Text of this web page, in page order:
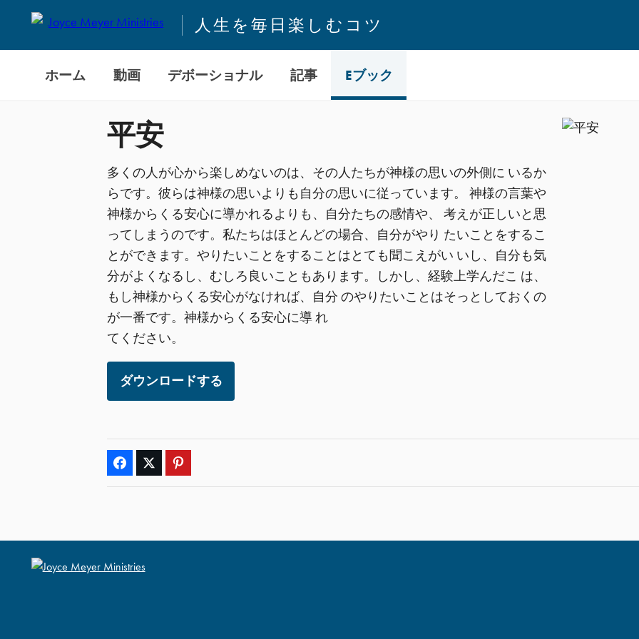
人生を毎日楽しむコツ
ホーム 動画 デボーショナル 記事 Eブック
平安
多くの人が心から楽しめないのは、その人たちが神様の思いの外側に いるか
らです。彼らは神様の思いよりも自分の思いに従っています。 神様の言葉や
神様からくる安心に導かれるよりも、自分たちの感情や、 考えが正しいと思
ってしまうのです。私たちはほとんどの場合、自分がやり たいことをするこ
とができます。やりたいことをすることはとても聞こえがい いし、自分も気
分がよくなるし、むしろ良いこともあります。しかし、経験上学んだこ は、
もし神様からくる安心がなければ、自分 のやりたいことはそっとしておくの
が一番です。神様からくる安心に導 れ
てください。
ダウンロードする
Facebook Twitter